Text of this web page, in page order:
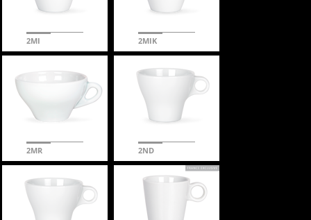
2MI 2MIK
2MR 2ND